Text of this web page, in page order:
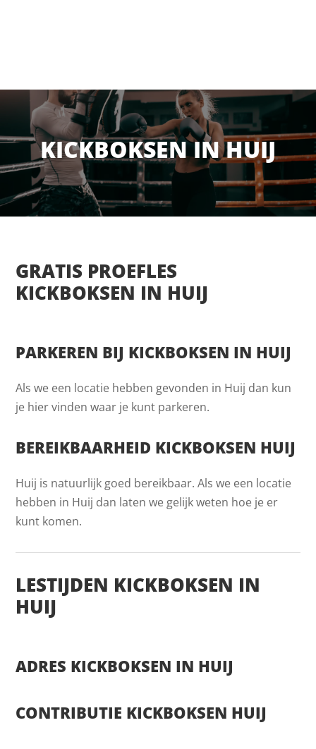
KICKBOKSEN IN HUIJ
GRATIS PROEFLES
KICKBOKSEN IN HUIJ
PARKEREN BIJ KICKBOKSEN IN HUIJ
Als we een locatie hebben gevonden in Huij dan kun
je hier vinden waar je kunt parkeren.
BEREIKBAARHEID KICKBOKSEN HUIJ
Huij is natuurlijk goed bereikbaar. Als we een locatie
hebben in Huij dan laten we gelijk weten hoe je er
kunt komen.
LESTIJDEN KICKBOKSEN IN
HUIJ
ADRES KICKBOKSEN IN HUIJ
CONTRIBUTIE KICKBOKSEN HUIJ